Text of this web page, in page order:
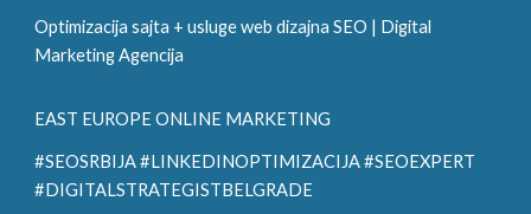
Optimizacija sajta + usluge web dizajna SEO | Digital
MarketingAgencija
EAST EUROPE ONLINE MARKETING
#SEOSRBIJA #LINKEDINOPTIMIZACIJA #SEOEXPERT
#DIGITALSTRATEGISTBELGRADE